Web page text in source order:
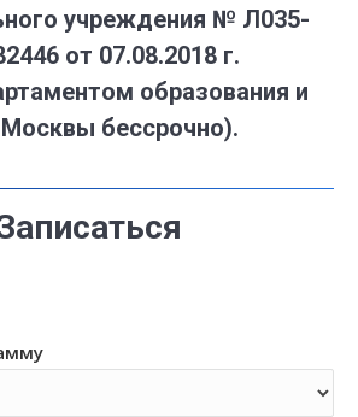
учреждения № Л035-
от 07.08.2018 г.
образования и
бессрочно).